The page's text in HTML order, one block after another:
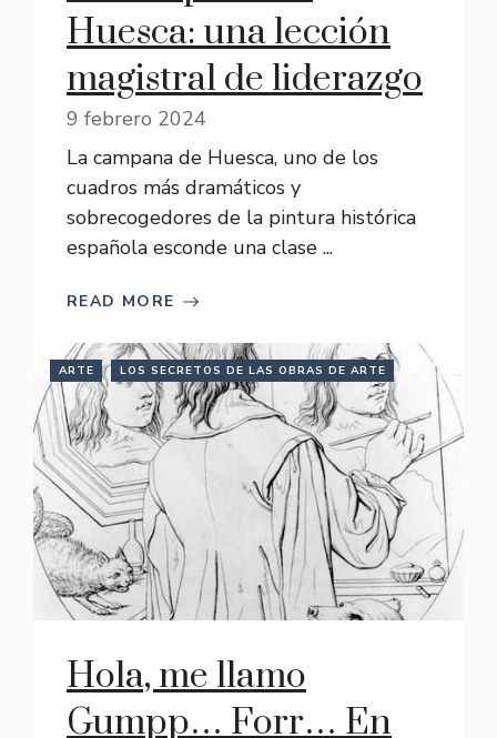
Huesca: una lección
magistral de liderazgo
9 febrero 2024
La campana de Huesca, uno de los
cuadros más dramáticos y
sobrecogedores de la pintura histórica
española esconde una clase ...
READ MORE
ARTE LOS SECRETOS DE LAS OBRAS DE ARTE
Hola, me llamo
Gumpp… Forr… En